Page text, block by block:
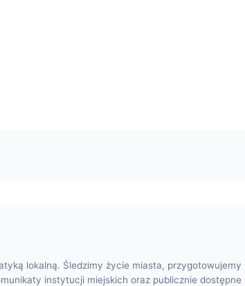
lokalną. Śledzimy życie miasta, przygotowujemy
instytucji miejskich oraz publicznie dostępne